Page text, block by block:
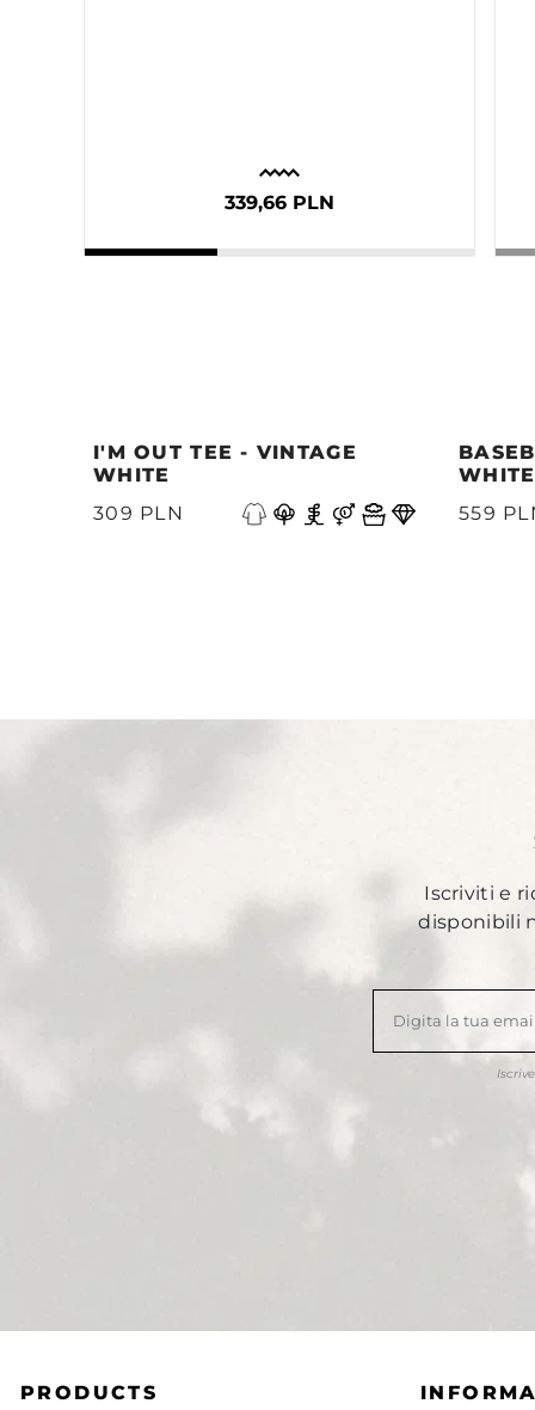
339,66 PLN
I'M OUT TEE - VINTAGE
WHITE
309 PLN
WHITE
559
Precedente
Iscriviti e
disponibili
PRODUCTS